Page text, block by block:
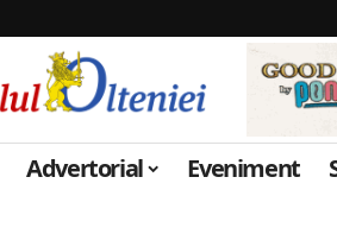
Advertorial Eveniment